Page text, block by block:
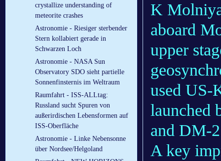
crystallize understanding of
meteorite crashes
Astronomie - Riesiger sterbender
Stern kollabiert gerade in
Schwarzen Loch
Astronomie - NASA Sun
Observatory SDO sieht partielle
Sonnenfinsternis im Weltraum
Raumfahrt - ISS-ALLtag:
Russland sucht Spuren von
außerirdischen Lebensformen auf
ISS-Oberfläche
Astronomie - Linke Nebensonne
über Nordsee/Helgoland
K
aboard
upper
used US-
launched
and DM-
A key